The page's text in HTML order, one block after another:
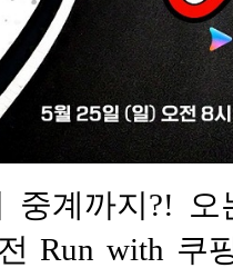
중계까지?!
Run with 쿠